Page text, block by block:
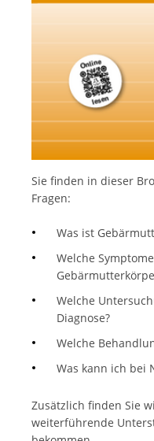
Sie finden in dieser
Fragen:
Was ist
Welche
Welche
Diagnose?
Welche
Was kann ich bei
Zusätzlich finden Sie
weiterführende